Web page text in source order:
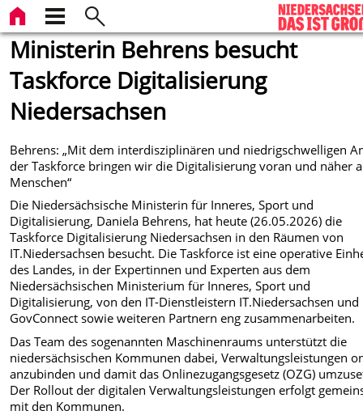
Ministerin Behrens besucht
Taskforce Digitalisierung
Niedersachsen
Behrens: „Mit dem interdisziplinären und niedrigschwelligen
der Taskforce bringen wir die Digitalisierung voran und näher
Menschen“
Die Niedersächsische Ministerin für Inneres, Sport und
Digitalisierung, Daniela Behrens, hat heute (26.05.2026) die
Taskforce Digitalisierung Niedersachsen in den Räumen von
IT.Niedersachsen besucht. Die Taskforce ist eine operative
des Landes, in der Expertinnen und Experten aus dem
Niedersächsischen Ministerium für Inneres, Sport und
Digitalisierung, von den IT-Dienstleistern IT.Niedersachsen und
GovConnect sowie weiteren Partnern eng zusammenarbeiten.
Das Team des sogenannten Maschinenraums unterstützt die
niedersächsischen Kommunen dabei, Verwaltungsleistungen
anzubinden und damit das Onlinezugangsgesetz (OZG)
Der Rollout der digitalen Verwaltungsleistungen erfolgt
mit den Kommunen.